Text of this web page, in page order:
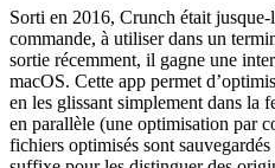
Sorti en 2016, Crunch était
commande, à utiliser dans un
sortie récemment, il gagne une
macOS. Cette app permet
en les glissant simplement dans la
en parallèle (une optimisation par
fichiers optimisés sont